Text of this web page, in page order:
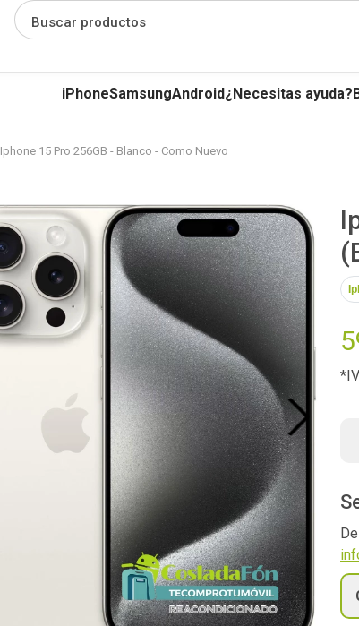
Buscar productos
iPhoneSamsungAndroid¿Necesitas ayuda?
Iphone 15 Pro 256GB - Blanco - Como Nuevo
Next